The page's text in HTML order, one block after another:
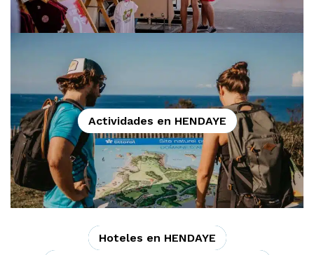
Actividades en HENDAYE
Hoteles en HENDAYE